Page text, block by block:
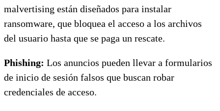
malvertising están diseñados para instalar
ransomware, que bloquea el acceso a los archivos
del usuario hasta que se paga un rescate.
Phishing: Los anuncios pueden llevar a formularios
de inicio de sesión falsos que buscan robar
credenciales de acceso.